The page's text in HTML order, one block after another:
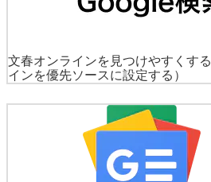
文春オンラインを見つけやすくする
インを優先ソースに設定する）